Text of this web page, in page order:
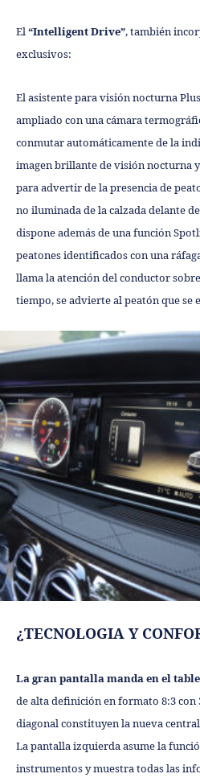
El “Intelligent Drive”, también
exclusivos:
El asistente para visión nocturna
ampliado con una cámara
conmutar automáticamente de la
imagen brillante de visión nocturna
para advertir de la presencia de
no iluminada de la calzada delante
dispone además de una función
peatones identificados con una
llama la atención del conductor
tiempo, se advierte al peatón que se
¿TECNOLOGIA Y
La gran pantalla manda en el
de alta definición en formato 8:3 con
diagonal constituyen la nueva
La pantalla izquierda asume la
instrumentos y muestra todas las